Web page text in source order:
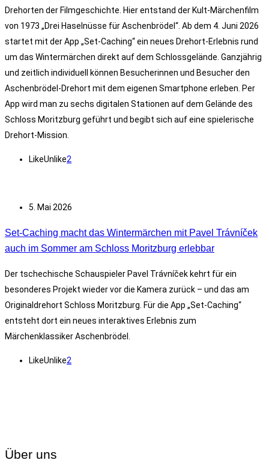
Drehorten der Filmgeschichte. Hier entstand der Kult-Märchenfilm
von 1973 „Drei Haselnüsse für Aschenbrödel“. Ab dem 4. Juni 2026
startet mit der App „Set-Caching“ ein neues Drehort-Erlebnis rund
um das Wintermärchen direkt auf dem Schlossgelände. Ganzjährig
und zeitlich individuell können Besucherinnen und Besucher den
Aschenbrödel-Drehort mit dem eigenen Smartphone erleben. Per
App wird man zu sechs digitalen Stationen auf dem Gelände des
Schloss Moritzburg geführt und begibt sich auf eine spielerische
Drehort-Mission.
LikeUnlike2
5. Mai 2026
Set-Caching macht das Wintermärchen mit Pavel Trávníček
auch im Sommer am Schloss Moritzburg erlebbar
Der tschechische Schauspieler Pavel Trávníček kehrt für ein
besonderes Projekt wieder vor die Kamera zurück – und das am
Originaldrehort Schloss Moritzburg. Für die App „Set-Caching“
entsteht dort ein neues interaktives Erlebnis zum
Märchenklassiker Aschenbrödel.
LikeUnlike2
Über uns